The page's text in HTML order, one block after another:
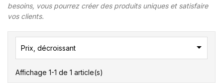
besoins, vous pourrez créer des produits uniques et satisfaire
vos clients.
Prix, décroissant 
Affichage 1-1 de 1 article(s)